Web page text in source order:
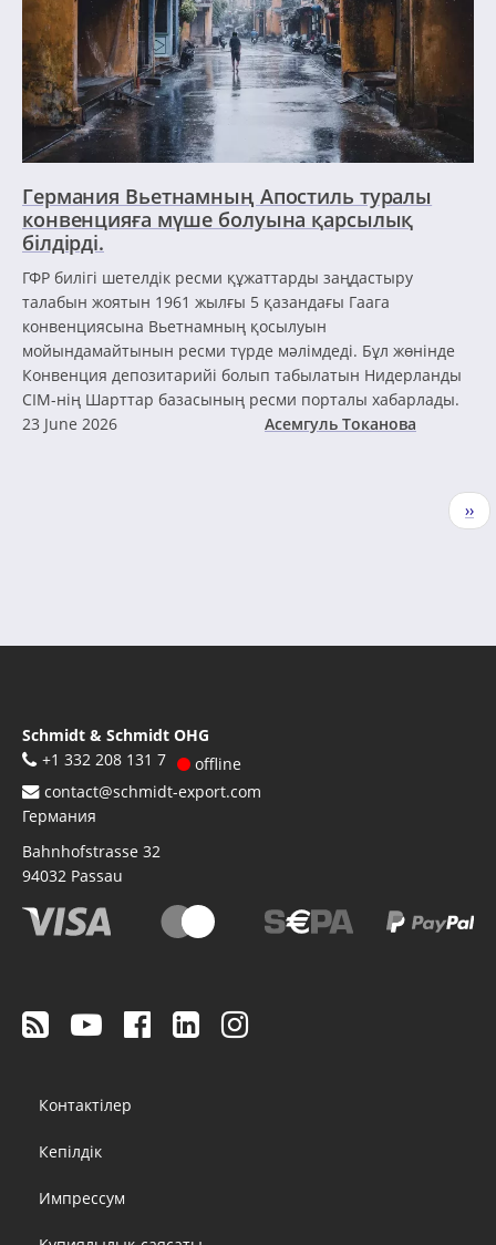
Германия Вьетнамның Апостиль туралы
конвенцияға мүше болуына қарсылық
білдірді.
ГФР билігі шетелдік ресми құжаттарды заңдастыру
талабын жоятын 1961 жылғы 5 қазандағы Гаага
конвенциясына Вьетнамның қосылуын
мойындамайтынын ресми түрде мәлімдеді. Бұл жөнінде
Конвенция депозитарийі болып табылатын Нидерланды
СІМ-нің Шарттар базасының ресми порталы хабарлады.
23 June 2026
Асемгуль Токанова
››
Schmidt & Schmidt OHG
+1 332 208 131 7
offline
contact@schmidt-export.com
Германия
Bahnhofstrasse 32
94032 Passau
menu
Контактілер
Кепілдік
Импрессум